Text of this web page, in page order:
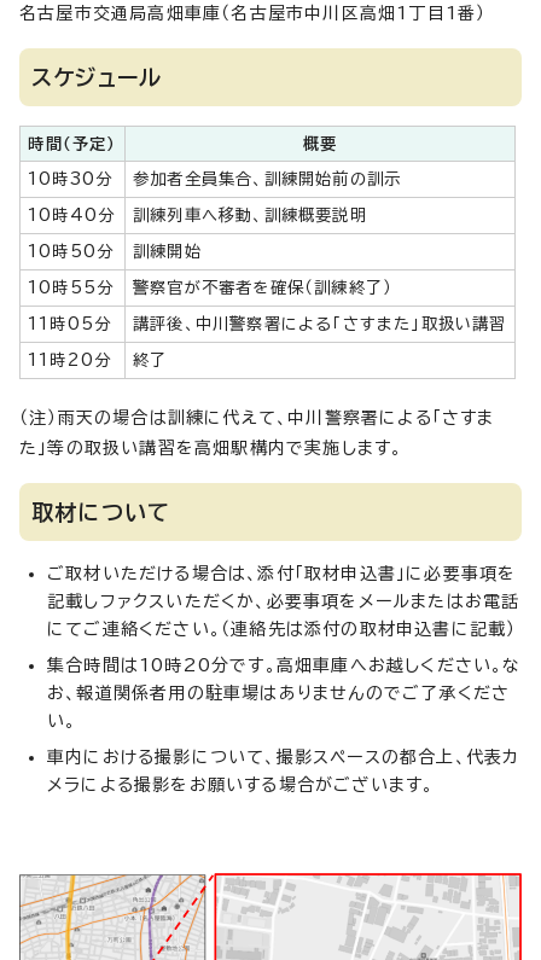
名古屋市交通局高畑車庫（名古屋市中川区高畑1丁目1番）
スケジュール
時間（予定） 概要
10時30分 参加者全員集合、訓練開始前の訓示
10時40分 訓練列車へ移動、訓練概要説明
10時50分 訓練開始
10時55分 警察官が不審者を確保（訓練終了）
11時05分 講評後、中川警察署による「さすまた」取扱い講習
11時20分 終了
（注）雨天の場合は訓練に代えて、中川警察署による「さすま
た」等の取扱い講習を高畑駅構内で実施します。
取材について
ご取材いただける場合は、添付「取材申込書」に必要事項を
記載しファクスいただくか、必要事項をメールまたはお電話
にてご連絡ください。（連絡先は添付の取材申込書に記載）
集合時間は10時20分です。高畑車庫へお越しください。な
お、報道関係者用の駐車場はありませんのでご了承くださ
い。
車内における撮影について、撮影スペースの都合上、代表カ
メラによる撮影をお願いする場合がございます。